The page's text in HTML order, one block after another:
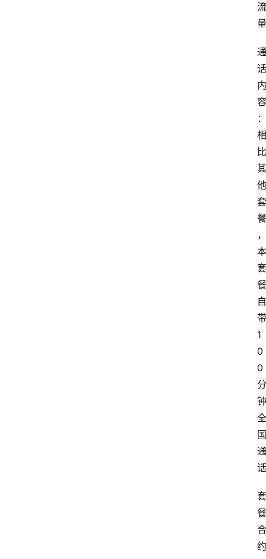
流
量
通
话
内
容
：
相
比
其
他
套
餐
，
本
套
餐
自
带
1
0
0
分
钟
全
国
通
话
套
餐
合
约